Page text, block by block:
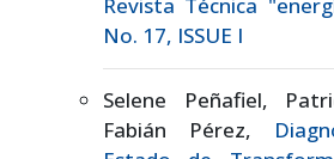
No. 17, ISSUE I
Selene Peñafiel,
Fabián Pérez,